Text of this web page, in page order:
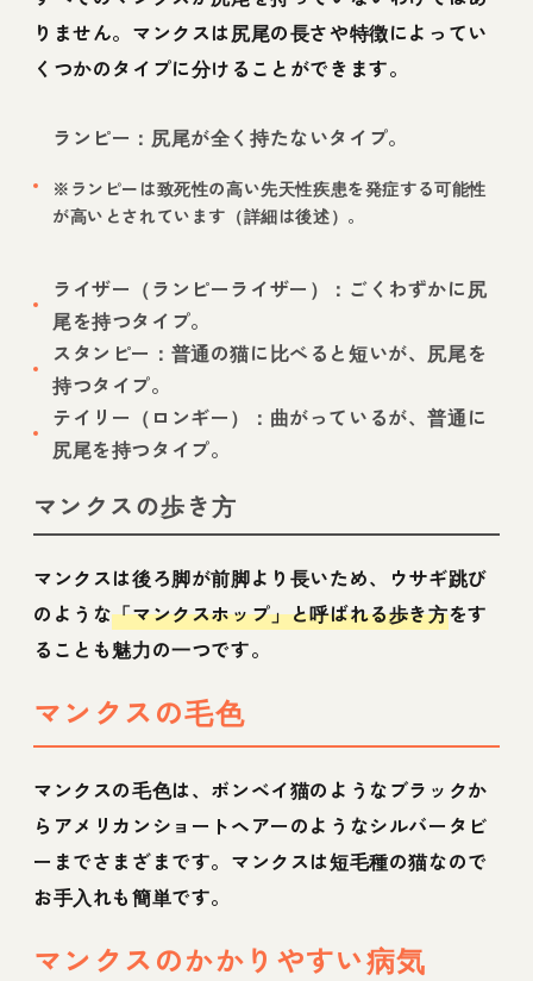
りません。マンクスは尻尾の長さや特徴によってい
くつかのタイプに分けることができます。
ランピー：尻尾が全く持たないタイプ。
※ランピーは致死性の高い先天性疾患を発症する可能性
が高いとされています（詳細は後述）。
ライザー（ランピーライザー）：ごくわずかに尻
尾を持つタイプ。
スタンピー：普通の猫に比べると短いが、尻尾を
持つタイプ。
テイリー（ロンギー）：曲がっているが、普通に
尻尾を持つタイプ。
マンクスの歩き方
マンクスは後ろ脚が前脚より長いため、ウサギ跳び
のような「マンクスホップ」と呼ばれる歩き方をす
ることも魅力の一つです。
マンクスの毛色
マンクスの毛色は、ボンベイ猫のようなブラックか
らアメリカンショートヘアーのようなシルバータビ
ーまでさまざまです。マンクスは短毛種の猫なので
お手入れも簡単です。
マンクスのかかりやすい病気